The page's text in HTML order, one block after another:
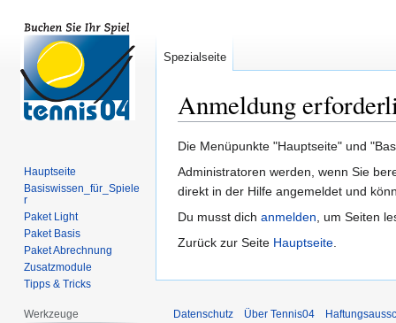
Anmeldung
Zur
Navigation
springen
Zur
Suche
springen
Die Menüpunkte "Hauptseite" und
Administratoren werden, wenn Sie
direkt in der Hilfe angemeldet und
Du musst dich anmelden, um Seiten
Zurück zur Seite Hauptseite.
Spezialseite
Hauptseite
Basiswissen_für_Spiele
r
Paket Light
Paket Basis
Paket Abrechnung
Zusatzmodule
Tipps & Tricks
Werkzeuge
Datenschutz Über Tennis04